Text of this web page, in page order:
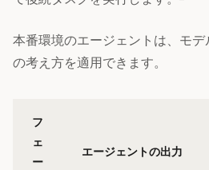
本番環境のエージェントは、モ
の考え方を適用できます。
フ
ェ
ー
エージェントの出力